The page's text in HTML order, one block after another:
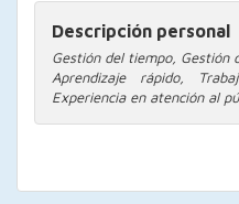
Descripción personal
Gestión del tiempo, Gestión
Aprendizaje rápido,
Experiencia en atención al